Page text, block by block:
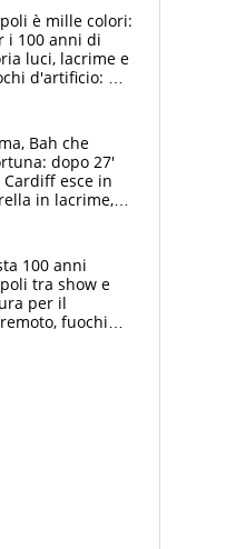
è mille colori:
i 100 anni di
luci, lacrime e
d'artificio: De
Bah che
dopo 27'
Cardiff esce in
in lacrime,
3 gol in
100 anni
tra show e
per il
fuochi